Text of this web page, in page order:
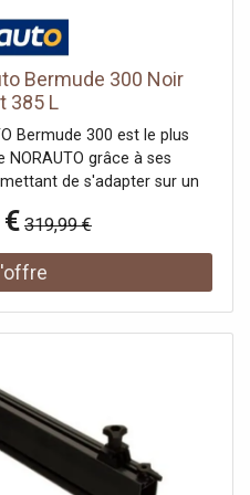
Bermude 300 Noir
385 L
Bermude 300 est le plus
grâce à ses
de s'adapter sur un
En effet, son
l'installation du coffre
en seulement quelques
à faire. Il vous suffira
toit à votre coffre, de serrer
en appuyant sur la
il suffit d'appuyer sur la
dans l'autre sens. Afin
au vent, les coffres
été conçus pour épouser
votre voiture. Grâce à la
319,99 €